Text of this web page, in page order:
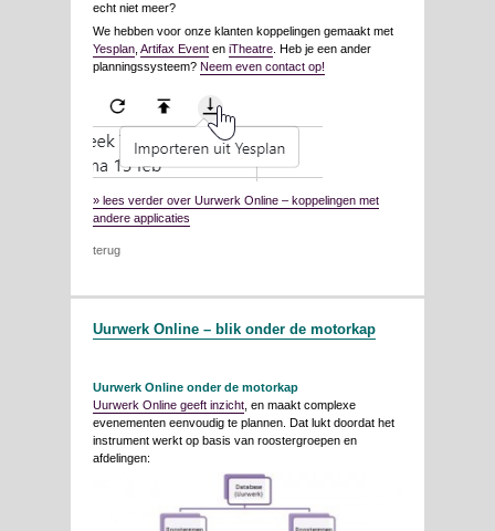
echt niet meer?
We hebben voor onze klanten koppelingen gemaakt met
Yesplan Artifax Event en iTheatre . Heb je een ander
planningssysteem? Neem even contact op!
» lees verder over Uurwerk Online – koppelingen met
andere applicaties
terug
Uurwerk Online – blik onder de motorkap
Uurwerk Online onder de motorkap
Uurwerk Online geeft inzicht , en maakt complexe
evenementen eenvoudig te plannen. Dat lukt doordat het
instrument werkt op basis van roostergroepen en
afdelingen: